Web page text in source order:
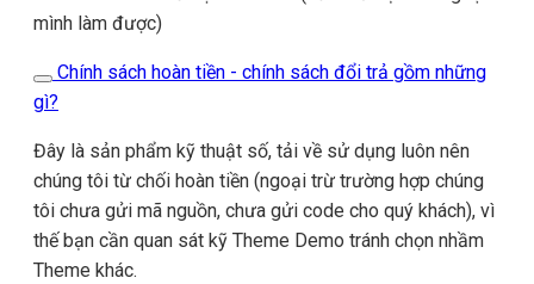
mình làm được)
Chính sách hoàn tiền - chính sách đổi trả gồm những
gì?
Đây là sản phẩm kỹ thuật số, tải về sử dụng luôn nên
chúng tôi từ chối hoàn tiền (ngoại trừ trường hợp chúng
tôi chưa gửi mã nguồn, chưa gửi code cho quý khách), vì
thế bạn cần quan sát kỹ Theme Demo tránh chọn nhầm
Theme khác.